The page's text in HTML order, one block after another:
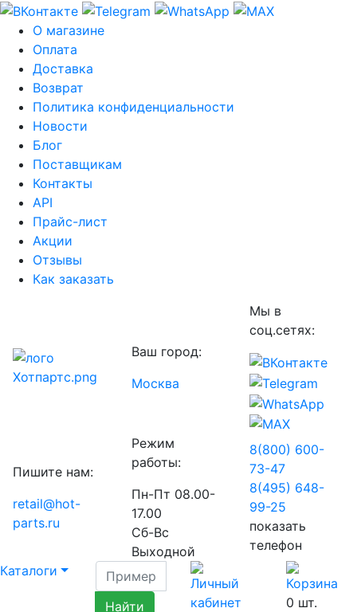
О магазине
Оплата
Доставка
Возврат
Политика конфиденциальности
Новости
Блог
Поставщикам
Контакты
API
Прайс-лист
Акции
Отзывы
Как заказать
Ваш город:
Москва
Мы в
соц.сетях:
Пишите нам:
retail@hot-
parts.ru
Режим
работы:
Пн-Пт 08.00-
17.00
Сб-Вс
Выходной
8(800) 600-
73-47
8(495) 648-
99-25
показать
телефон
Каталоги
0 шт.